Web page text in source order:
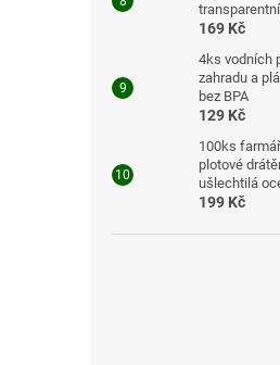
169 Kč
4ks vodních
zahradu a
bez BPA
129 Kč
100ks
plotové
ušlechtilá
199 Kč